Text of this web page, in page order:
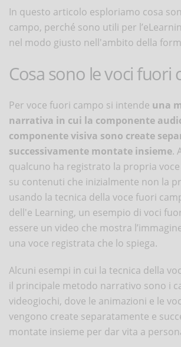
In questo articolo esploriamo cosa
campo, perché sono utili per
nel modo giusto nell'ambito della
Cosa sono le voci fuori
Per voce fuori campo si intende una
narrativa in cui la componente
componente visiva sono create
successivamente montate insieme.
qualcuno ha registrato la propria
su contenuti che inizialmente non la
usando la tecnica della voce fuori
dell'e Learning, un esempio di voci
essere un video che mostra
una voce registrata che lo spiega.
Alcuni esempi in cui la tecnica della
il principale metodo narrativo sono i
videogiochi, dove le animazioni e le
vengono create separatamente e
montate insieme per dar vita a